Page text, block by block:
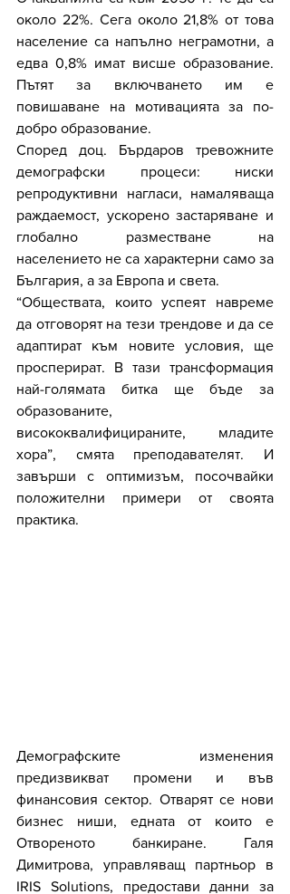
около 22%. Сега около 21,8% от това
население са напълно неграмотни, а
едва 0,8% имат висше образование.
Пътят за включването им е
повишаване на мотивацията за по-
добро образование.
Според доц. Бърдаров тревожните
демографски процеси: ниски
репродуктивни нагласи, намаляваща
раждаемост, ускорено застаряване и
глобално разместване на
населението не са характерни само за
България, а за Европа и света.
“Обществата, които успеят навреме
да отговорят на тези трендове и да се
адаптират към новите условия, ще
просперират. В тази трансформация
най-голямата битка ще бъде за
образованите,
висококвалифицираните, младите
хора”, смята преподавателят. И
завърши с оптимизъм, посочвайки
положителни примери от своята
практика.
Демографските изменения
предизвикват промени и във
финансовия сектор. Отварят се нови
бизнес ниши, едната от които е
Отвореното банкиране. Галя
Димитрова, управляващ партньор в
IRIS Solutions, предостави данни за